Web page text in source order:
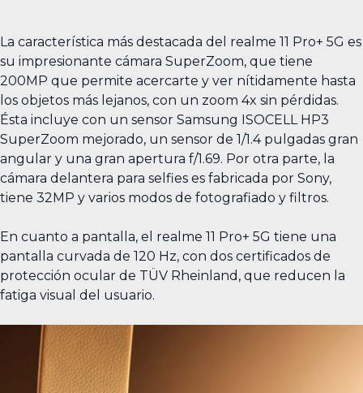
La característica más destacada del realme 11 Pro+ 5G es
su impresionante cámara SuperZoom, que tiene
200MP que permite acercarte y ver nítidamente hasta
los objetos más lejanos, con un zoom 4x sin pérdidas.
Ésta incluye con un sensor Samsung ISOCELL HP3
SuperZoom mejorado, un sensor de 1/1.4 pulgadas gran
angular y una gran apertura f/1.69. Por otra parte, la
cámara delantera para selfies es fabricada por Sony,
tiene 32MP y varios modos de fotografiado y filtros.
En cuanto a pantalla, el realme 11 Pro+ 5G tiene una
pantalla curvada de 120 Hz, con dos certificados de
protección ocular de TÜV Rheinland, que reducen la
fatiga visual del usuario.